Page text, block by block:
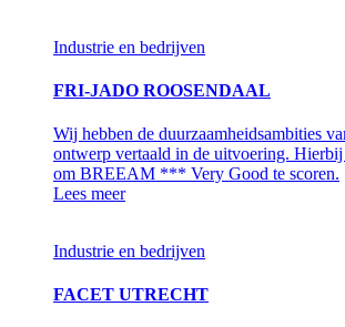
Industrie en bedrijven
FRI-JADO ROOSENDAAL
Wij hebben de duurzaamheidsambities
ontwerp vertaald in de uitvoering.
om BREEAM *** Very Good te scoren.
Lees meer
Industrie en bedrijven
FACET UTRECHT